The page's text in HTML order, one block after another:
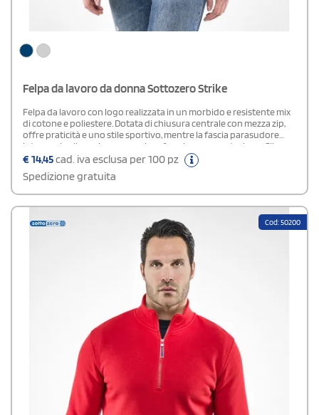
Felpa da lavoro da donna Sottozero Strike
Felpa da lavoro con logo realizzata in un morbido e resistente mix
di cotone e poliestere. Dotata di chiusura centrale con mezza zip,
offre praticità e uno stile sportivo, mentre la fascia parasudore
interna al collo assicura maggiore freschezza e protezione. Gli
elastici ai polsi e in vita migliorano la vestibilità. Testata per la
protezione contro le lesioni meccaniche superficiali, è ideale per
ambienti di lavoro, attività sportive o il tempo
libero.Composizione: OEKO-TEX® standard 100
€14,45cad. iva esclusa per 100 pz
Spedizione gratuita
Cod: 50200